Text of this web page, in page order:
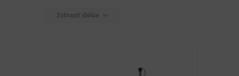
Zobraziť ďalšie